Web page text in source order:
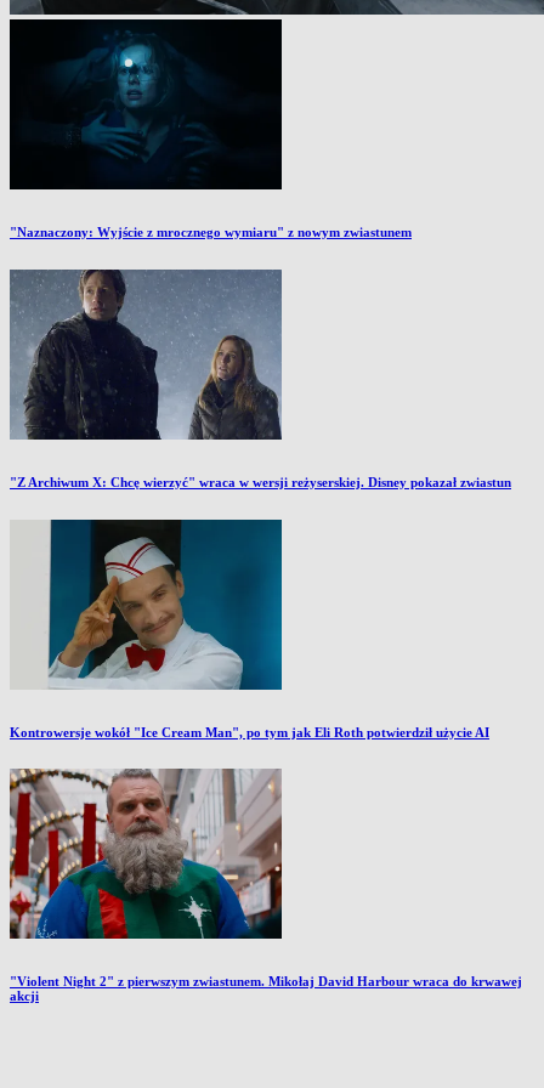
"Naznaczony: Wyjście z mrocznego wymiaru" z nowym zwiastunem
"Z Archiwum X: Chcę wierzyć" wraca w wersji reżyserskiej. Disney pokazał zwiastun
Kontrowersje wokół "Ice Cream Man", po tym jak Eli Roth potwierdził użycie AI
"Violent Night 2" z pierwszym zwiastunem. Mikołaj David Harbour wraca do krwawej
akcji